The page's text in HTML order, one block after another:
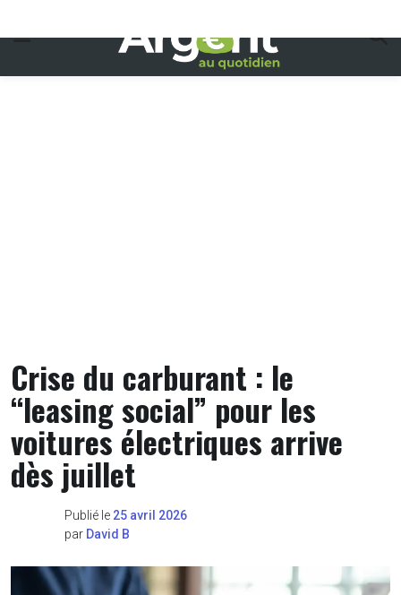
Crise du carburant : le
“leasing social” pour les
voitures électriques arrive
dès juillet
Publié le 25 avril 2026
par David B